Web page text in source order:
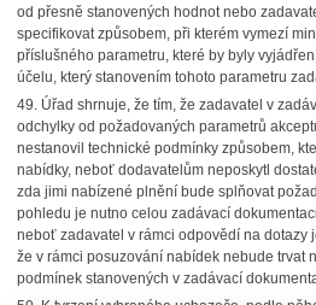
od přesně stanovených hodnot nebo
specifikovat způsobem, při kterém vymezí
příslušného parametru, které by byly
účelu, který stanovením tohoto parametru
49. Úřad shrnuje, že tím, že zadavatel v
odchylky od požadovaných parametrů
nestanovil technické podmínky způsobem,
nabídky, neboť dodavatelům neposkytl
zda jimi nabízené plnění bude splňovat
pohledu je nutno celou zadávací
neboť zadavatel v rámci odpovědí na dotazy
že v rámci posuzování nabídek nebude trvat
podmínek stanovených v zadávací